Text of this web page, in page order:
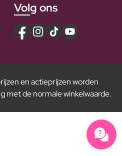
Volg ons
en actieprijzen worden
met de normale winkelwaarde.